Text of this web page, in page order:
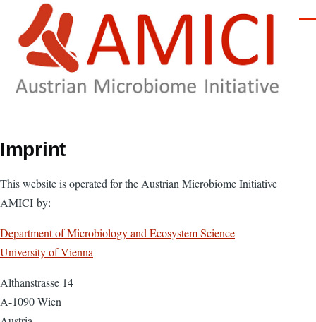
Skip to main content
Imprint
This website is operated for the Austrian Microbiome Initiative
AMICI by:
Department of Microbiology and Ecosystem Science
University of Vienna
Althanstrasse 14
A-1090 Wien